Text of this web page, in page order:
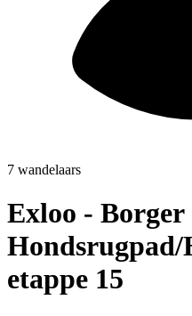
7 wandelaars
Exloo - Borger
Hondsrugpad/
etappe 15